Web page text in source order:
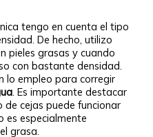
tengo en cuenta el tipo
De hecho, utilizo
pieles grasas y cuando
con bastante densidad.
lo empleo para corregir
. Es importante destacar
de cejas puede funcionar
es especialmente
grasa.